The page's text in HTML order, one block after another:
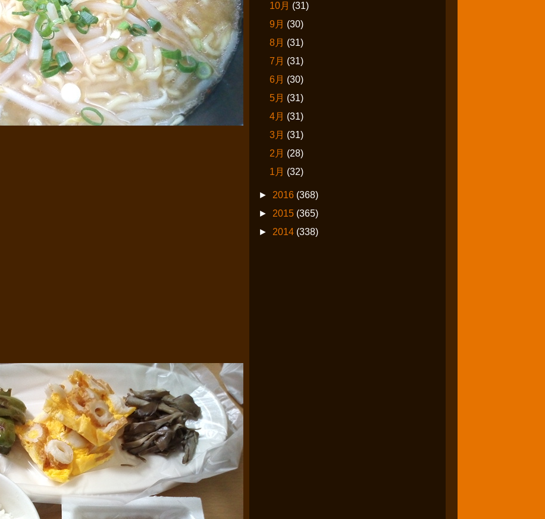
10月 (31)
9月 (30)
8月 (31)
7月 (31)
6月 (30)
5月 (31)
4月 (31)
3月 (31)
2月 (28)
1月 (32)
► 2016 (368)
► 2015 (365)
► 2014 (338)